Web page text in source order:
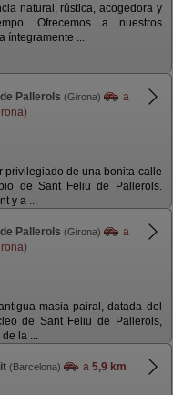
natural, rústica, acogedora y
Ofrecemos a nuestros
íntegramente ...
Pallerols (Girona)
a
privilegiado de una bonita calle
de Sant Feliu de Pallerols.
y a ...
Pallerols (Girona)
a
masia pairal, datada del
de Sant Feliu de Pallerols,
la ...
(Barcelona) a 5,9 km